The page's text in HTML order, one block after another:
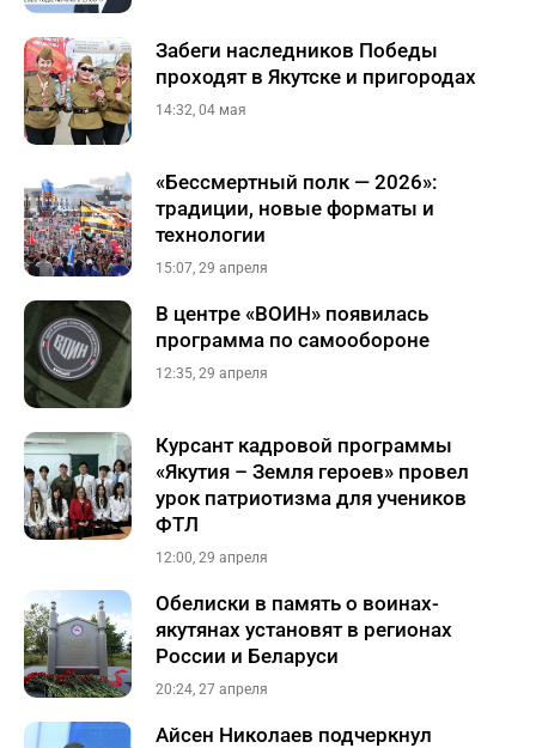
Забеги наследников Победы
проходят в Якутске и пригородах
14:32, 04 мая
«Бессмертный полк — 2026»:
традиции, новые форматы и
технологии
15:07, 29 апреля
В центре «ВОИН» появилась
программа по самообороне
12:35, 29 апреля
Курсант кадровой программы
«Якутия – Земля героев» провел
урок патриотизма для учеников
ФТЛ
12:00, 29 апреля
Обелиски в память о воинах-
якутянах установят в регионах
России и Беларуси
20:24, 27 апреля
Айсен Николаев подчеркнул